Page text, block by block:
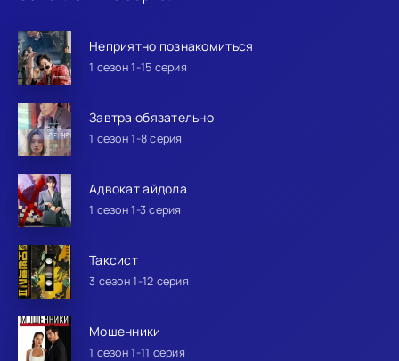
Неприятно познакомиться
1 сезон 1-15 серия
Завтра обязательно
1 сезон 1-8 серия
Адвокат айдола
1 сезон 1-3 серия
Таксист
3 сезон 1-12 серия
Мошенники
1 сезон 1-11 серия